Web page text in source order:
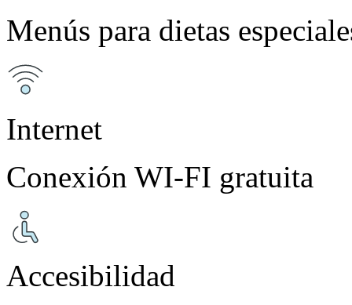
Menús para dietas
Internet
Conexión WI-FI gratuita
Accesibilidad